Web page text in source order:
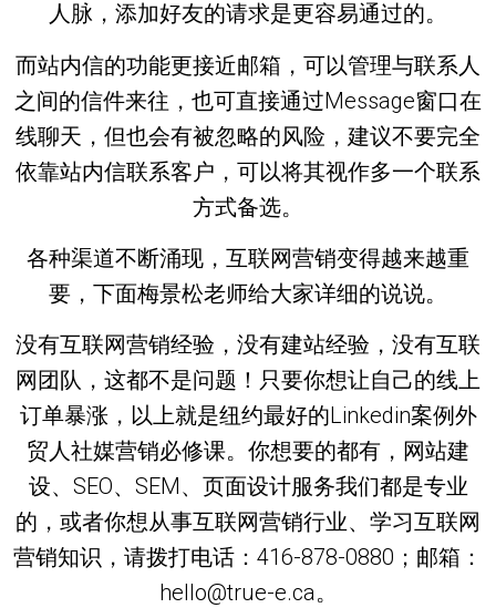
人脉，添加好友的请求是更容易通过的。
而站内信的功能更接近邮箱，可以管理与联系人
之间的信件来往，也可直接通过Message窗口在
线聊天，但也会有被忽略的风险，建议不要完全
依靠站内信联系客户，可以将其视作多一个联系
方式备选。
各种渠道不断涌现，互联网营销变得越来越重
要，下面梅景松老师给大家详细的说说。
没有互联网营销经验，没有建站经验，没有互联
网团队，这都不是问题！只要你想让自己的线上
订单暴涨，以上就是纽约最好的Linkedin案例外
贸人社媒营销必修课。你想要的都有，网站建
设、SEO、SEM、页面设计服务我们都是专业
的，或者你想从事互联网营销行业、学习互联网
营销知识，请拨打电话：416-878-0880；邮箱：
hello@true-e.ca。